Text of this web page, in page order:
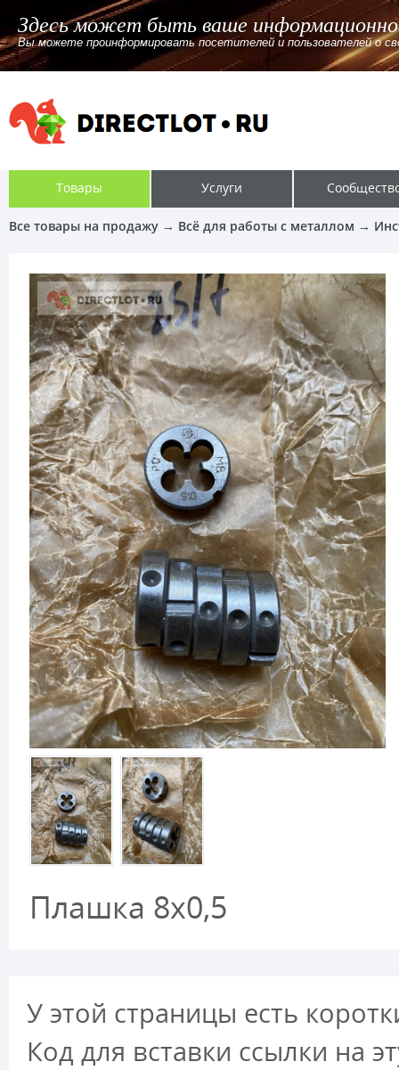
Здесь может быть ваше
Вы можете проинформировать посетителей и пользователей о
Товары Услуги
Все товары на продажу → Всё для работы с металлом →
Плашка 8х0,5
У этой страницы есть
Код для вставки ссылки на